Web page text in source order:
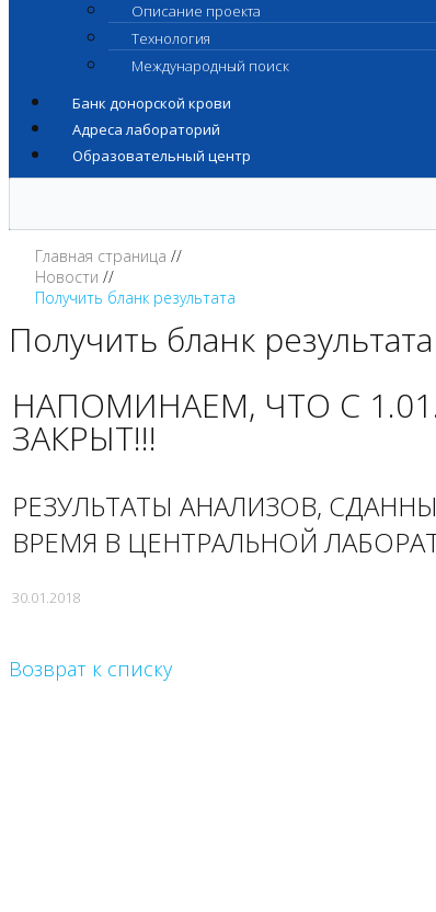
Описание проекта
Технология
Международный поиск
Банк донорской крови
Адреса лабораторий
Образовательный центр
Главная страница
Новости
Получить бланк результата
Получить бланк результата
НАПОМИНАЕМ, ЧТО С
ЗАКРЫТ!!!
РЕЗУЛЬТАТЫ АНАЛИЗОВ,
ВРЕМЯ В ЦЕНТРАЛЬНОЙ
30.01.2018
Возврат к списку